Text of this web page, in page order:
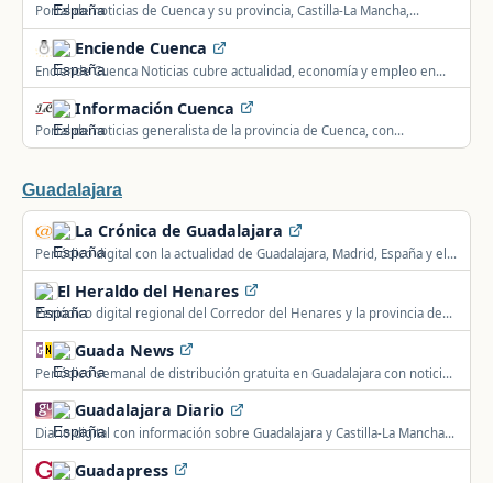
Portal de noticias de Cuenca y su provincia, Castilla-La Mancha,
actualizado las 24 horas.
Enciende Cuenca
Enciende Cuenca Noticias cubre actualidad, economía y empleo en
Cuenca, Castilla-La Mancha.
Información Cuenca
Portal de noticias generalista de la provincia de Cuenca, con
secciones de economía, sociedad, cultura y universidad.
Guadalajara
La Crónica de Guadalajara
Periódico digital con la actualidad de Guadalajara, Madrid, España y el
mundo.
El Heraldo del Henares
Periódico digital regional del Corredor del Henares y la provincia de
Guadalajara, con secciones de Alcalá de Henares y Madrid.
Guada News
Periódico semanal de distribución gratuita en Guadalajara con noticias
y deportes de Castilla-La Mancha.
Guadalajara Diario
Diario digital con información sobre Guadalajara y Castilla-La Mancha,
además de blogs y contenidos de ocio.
Guadapress